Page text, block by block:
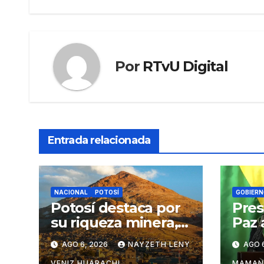
Por RTvU Digital
Entrada relacionada
NACIONAL POTOSÍ
Potosí destaca por
su riqueza minera,
turística y
productiva
AGO 6, 2026 NAYZETH LENY
Paz
AGO